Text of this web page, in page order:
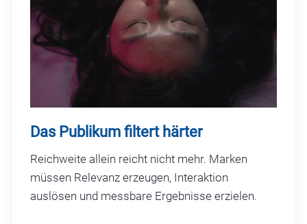
Das Publikum filtert härter
Reichweite allein reicht nicht mehr. Marken
müssen Relevanz erzeugen, Interaktion
auslösen und messbare Ergebnisse erzielen.